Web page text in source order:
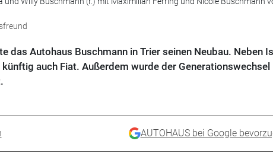
das Autohaus Buschmann in Trier seinen Neubau. Neben
auch Fiat. Außerdem wurde der Generationswechsel
AUTOHAUS bei Google